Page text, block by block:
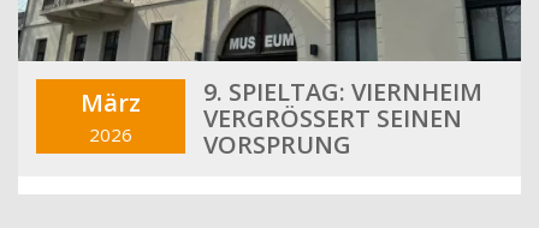
März
2026
9. SPIELTAG: VIERNHEIM
VERGRÖSSERT SEINEN V
ORSPRUNG